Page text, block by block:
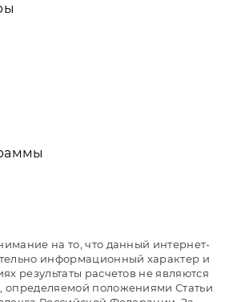
на то, что данный интернет-
информационный характер и
результаты расчетов не являются
определяемой положениями Статьи